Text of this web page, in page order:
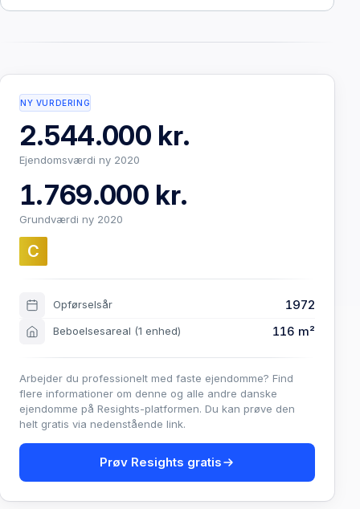
NY VURDERING
2.544.000 kr.
Ejendomsværdi ny 2020
1.769.000 kr.
Grundværdi ny 2020
C
Opførselsår 1972
Beboelsesareal (1 enhed) 116 m²
Arbejder du professionelt med faste ejendomme? Find
flere informationer om denne og alle andre danske
ejendomme på Resights-platformen. Du kan prøve den
helt gratis via nedenstående link.
Prøv Resights gratis